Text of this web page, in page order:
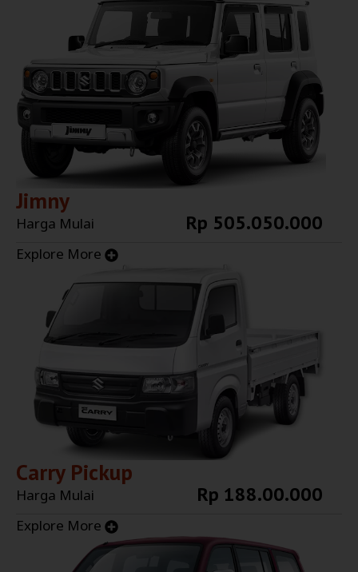
Jimny
Harga Mulai Rp 505.050.000
Explore More
Carry Pickup
Harga Mulai Rp 188.00.000
Explore More